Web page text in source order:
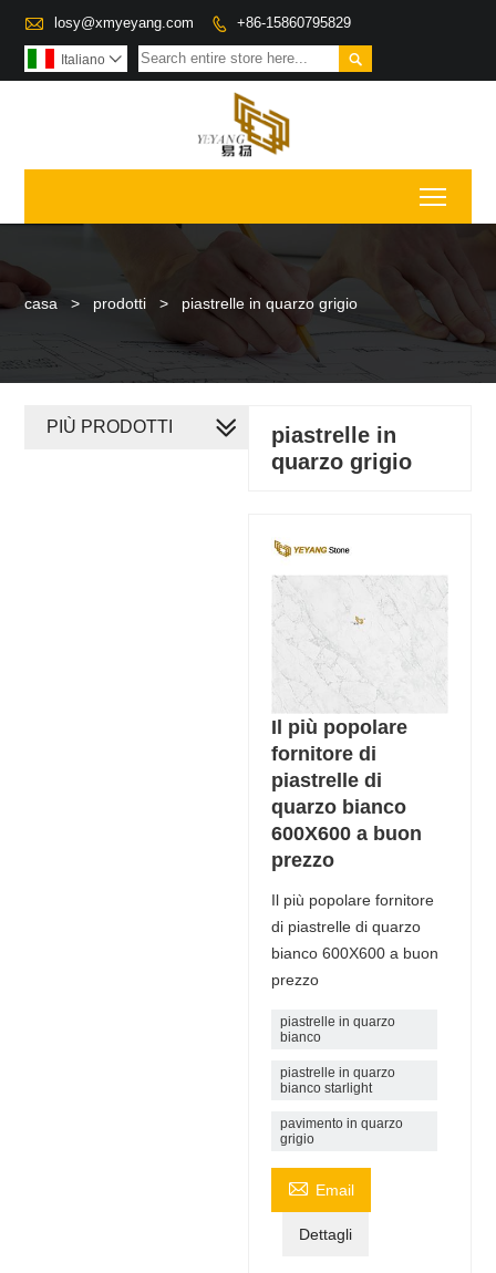
 losy@xmyeyang.com  +86-15860795829

Italiano 
casa > prodotti > piastrelle in quarzo grigio
piastrelle in
quarzo grigio
Il più popolare
fornitore di
piastrelle di
quarzo bianco
600X600 a buon
prezzo
Il più popolare fornitore
di piastrelle di quarzo
bianco 600X600 a buon
prezzo
piastrelle in quarzo
bianco
piastrelle in quarzo
bianco starlight
pavimento in quarzo
grigio
 Email
Dettagli
PIÙ PRODOTTI